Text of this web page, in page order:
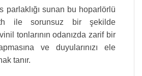
parlaklığı sunan bu hoparlörlü
ile sorunsuz bir şekilde
tonlarının odanızda zarif bir
ve duyularınızı ele
tanır.